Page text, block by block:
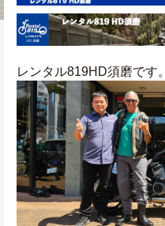
レンタル819HD須磨です。